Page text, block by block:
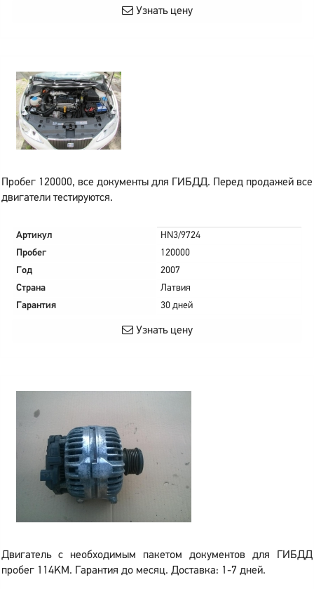
Узнать цену
Пробег 120000, все документы для ГИБДД. Перед продажей все
двигатели тестируются.
Артикул
HN3/9724
Пробег
120000
Год
2007
Страна
Латвия
Гарантия
30 дней
Узнать цену
Двигатель с необходимым пакетом документов для ГИБДД
пробег 114KM. Гарантия до месяц. Доставка: 1-7 дней.